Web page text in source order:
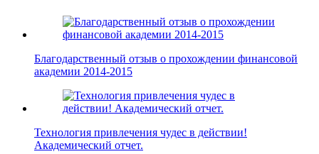
Благодарственный отзыв о прохождении финансовой
академии 2014-2015
Технология привлечения чудес в действии!
Академический отчет.